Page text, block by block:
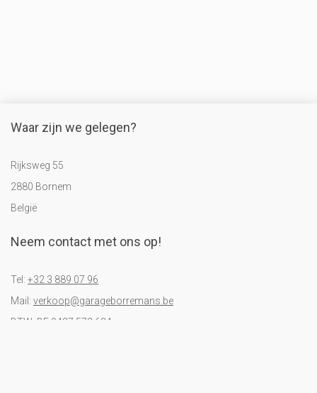
Waar zijn we gelegen?
Rijksweg 55
2880 Bornem
België
Neem contact met ons op!
Tel: +32 3 889 07 96
Mail: verkoop@garageborremans.be
BTW: BE 0427.572.634